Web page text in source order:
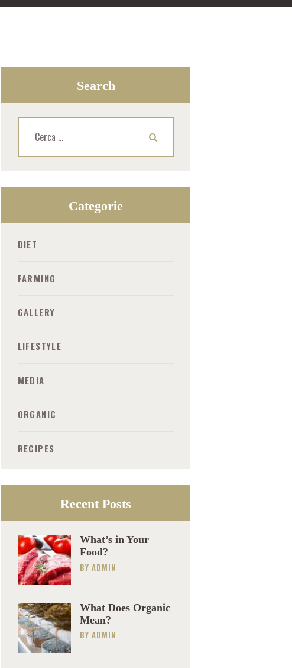
Search
Categorie
DIET
FARMING
GALLERY
LIFESTYLE
MEDIA
ORGANIC
RECIPES
Recent Posts
What’s in Your
Food?
BY ADMIN
What Does Organic
Mean?
BY ADMIN